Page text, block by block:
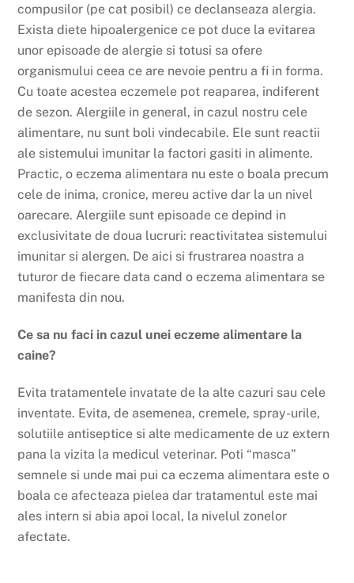
compusilor (pe cat posibil) ce declanseaza alergia.
Exista diete hipoalergenice ce pot duce la evitarea
unor episoade de alergie si totusi sa ofere
organismului ceea ce are nevoie pentru a fi in forma.
Cu toate acestea eczemele pot reaparea, indiferent
de sezon. Alergiile in general, in cazul nostru cele
alimentare, nu sunt boli vindecabile. Ele sunt reactii
ale sistemului imunitar la factori gasiti in alimente.
Practic, o eczema alimentara nu este o boala precum
cele de inima, cronice, mereu active dar la un nivel
oarecare. Alergiile sunt episoade ce depind in
exclusivitate de doua lucruri: reactivitatea sistemului
imunitar si alergen. De aici si frustrarea noastra a
tuturor de fiecare data cand o eczema alimentara se
manifesta din nou.
Ce sa nu faci in cazul unei eczeme alimentare la
caine?
Evita tratamentele invatate de la alte cazuri sau cele
inventate. Evita, de asemenea, cremele, spray-urile,
solutiile antiseptice si alte medicamente de uz extern
pana la vizita la medicul veterinar. Poti “masca”
semnele si unde mai pui ca eczema alimentara este o
boala ce afecteaza pielea dar tratamentul este mai
ales intern si abia apoi local, la nivelul zonelor
afectate.